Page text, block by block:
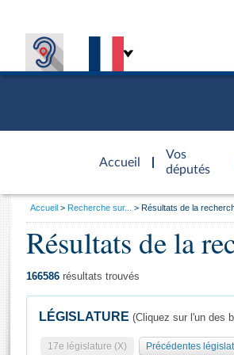
Accueil
d'accueil
Vos
députés
Général
Vous
Accueil Recherche sur... Résultats de la
Résultats de la
166586 résultats trouvés
LÉGISLATURE (Cliquez sur l'un des
17e législature (X) Précédentes